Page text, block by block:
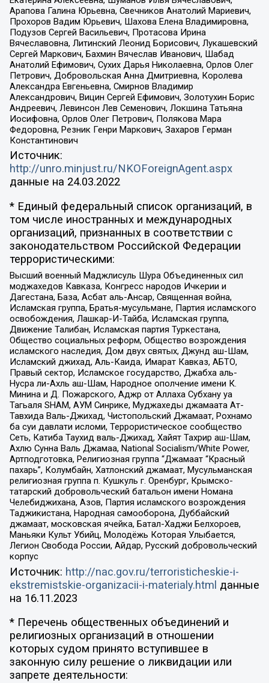
Арапова Галина Юрьевна, Свечников Анатолий Мариевич,
Прохоров Вадим Юрьевич, Шахова Елена Владимировна,
Подузов Сергей Васильевич, Протасова Ирина
Вячеславовна, Литинский Леонид Борисович, Лукашевский
Сергей Маркович, Бахмин Вячеслав Иванович, Шабад
Анатолий Ефимович, Сухих Дарья Николаевна, Орлов Олег
Петрович, Добровольская Анна Дмитриевна, Королева
Александра Евгеньевна, Смирнов Владимир
Александрович, Вицин Сергей Ефимович, Золотухин Борис
Андреевич, Левинсон Лев Семенович, Локшина Татьяна
Иосифовна, Орлов Олег Петрович, Полякова Мара
Федоровна, Резник Генри Маркович, Захаров Герман
Константинович
Источник:
http://unro.minjust.ru/NKOForeignAgent.aspx
данные на 24.03.2022
* Единый федеральный список организаций, в
том числе иностранных и международных
организаций, признанных в соответствии с
законодательством Российской Федерации
террористическими:
Высший военный Маджлисуль Шура Объединенных сил
моджахедов Кавказа, Конгресс народов Ичкерии и
Дагестана, База, Асбат аль-Ансар, Священная война,
Исламская группа, Братья-мусульмане, Партия исламского
освобождения, Лашкар-И-Тайба, Исламская группа,
Движение Талибан, Исламская партия Туркестана,
Общество социальных реформ, Общество возрождения
исламского наследия, Дом двух святых, Джунд аш-Шам,
Исламский джихад, Аль-Каида, Имарат Кавказ, АБТО,
Правый сектор, Исламское государство, Джабха аль-
Нусра ли-Ахль аш-Шам, Народное ополчение имени К.
Минина и Д. Пожарского, Аджр от Аллаха Субхану уа
Тагьаля SHAM, АУМ Синрике, Муджахеды джамаата Ат-
Тавхида Валь-Джихад, Чистопольский Джамаат, Рохнамо
ба суи давлати исломи, Террористическое сообщество
Сеть, Катиба Таухид валь-Джихад, Хайят Тахрир аш-Шам,
Ахлю Сунна Валь Джамаа, National Socialism/White Power,
Артподготовка, Религиозная группа “Джамаат “Красный
пахарь”, Колумбайн, Хатлонский джамаат, Мусульманская
религиозная группа п. Кушкуль г. Оренбург, Крымско-
татарский добровольческий батальон имени Номана
Челебиджихана, Азов, Партия исламского возрождения
Таджикистана, Народная самооборона, Дуббайский
джамаат, московская ячейка, Батал-Хаджи Белхороев,
Маньяки Культ Убийц, Молодёжь Которая Улыбается,
Легион Свобода России, Айдар, Русский добровольческий
корпус
Источник: http://nac.gov.ru/terroristicheskie-i-
ekstremistskie-organizacii-i-materialy.html данные
на 16.11.2023
* Перечень общественных объединений и
религиозных организаций в отношении
которых судом принято вступившее в
законную силу решение о ликвидации или
запрете деятельности: